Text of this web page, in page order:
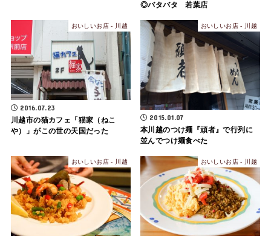
◎バタバタ 若葉店
おいしいお店 - 川越
2016.07.23
川越市の猫カフェ「猫家（ねこ
や）」がこの世の天国だった
おいしいお店 - 川越
2015.01.07
本川越のつけ麺『頑者』で行列に
並んでつけ麺食べた
おいしいお店 - 川越 おいしいお店 - 川越